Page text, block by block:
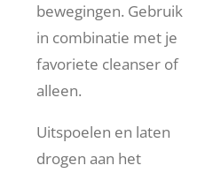
bewegingen. Gebruik
in combinatie met je
favoriete cleanser of
alleen.
Uitspoelen en laten
drogen aan het